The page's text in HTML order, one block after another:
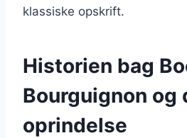
klassiske opskrift.
Historien bag
Bourguignon og
oprindelse